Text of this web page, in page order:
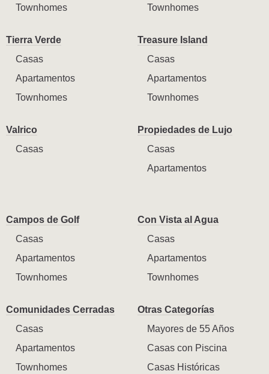
Townhomes
Townhomes
Tierra Verde
Casas
Apartamentos
Townhomes
Treasure Island
Casas
Apartamentos
Townhomes
Valrico
Casas
Propiedades de Lujo
Casas
Apartamentos
Campos de Golf
Casas
Apartamentos
Townhomes
Con Vista al Agua
Casas
Apartamentos
Townhomes
Comunidades Cerradas
Casas
Apartamentos
Townhomes
Otras Categorías
Mayores de 55 Años
Casas con Piscina
Casas Históricas